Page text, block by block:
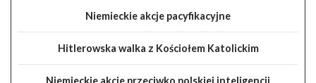
Niemieckie akcje pacyfikacyjne
Hitlerowska walka z Kościołem Katolickim
Niemieckie akcje przeciwko polskiej inteligencji